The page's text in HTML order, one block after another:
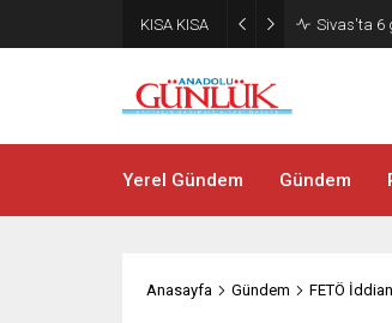
KISA KISA Sivas’taki
Yerel Gündem Gündem
Anasayfa Gündem FETÖ